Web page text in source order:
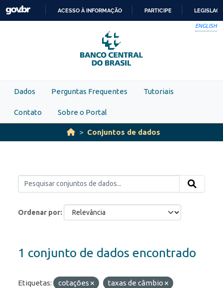
Skip to main content
PARA
O
CONTEÚDO
ACESSO À INFORMAÇÃO PARTICIPE
ENGLISH
Dados Perguntas Frequentes Tutoriais
Contato Sobre o Portal
Conjuntos de dados
Ordenar por
1 conjunto de dados encontrado
Etiquetas: cotações
taxas de câmbio